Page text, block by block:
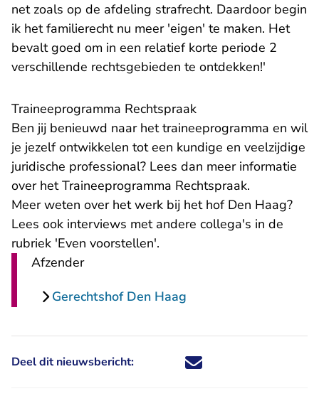
net zoals op de afdeling strafrecht. Daardoor begin
ik het familierecht nu meer 'eigen' te maken. Het
bevalt goed om in een relatief korte periode 2
verschillende rechtsgebieden te ontdekken!'
Traineeprogramma Rechtspraak
Ben jij benieuwd naar het traineeprogramma en wil
je jezelf ontwikkelen tot een kundige en veelzijdige
juridische professional? Lees dan meer informatie
over hetTraineeprogramma Rechtspraak- U verlaat
.
Meer weten over het werk bij het hof Den Haag?
Lees ook interviews met andere collega's in de
rubriek 'Even voorstellen'.
Afzender
Gerechtshof Den Haag
Deel dit nieuwsbericht: Deel dit nieuwsbericht via X -
Deel dit nieuwsbericht via
Deel dit nieuwsbericht
Deel dit